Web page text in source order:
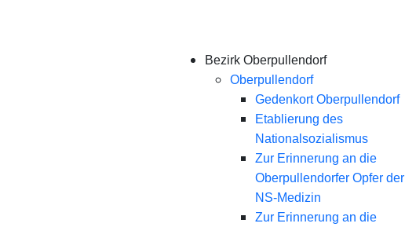
Bezirk Oberpullendorf
Oberpullendorf
Gedenkort Oberpullendorf
Etablierung des
Nationalsozialismus
Zur Erinnerung an die
Oberpullendorfer Opfer der
NS-Medizin
Zur Erinnerung an die